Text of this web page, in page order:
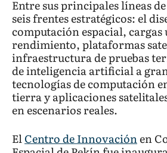
Entre sus principales líneas
seis frentes estratégicos: el
computación espacial, cargas
rendimiento, plataformas
infraestructura de pruebas
de inteligencia artificial a
tecnologías de computación
tierra y aplicaciones
en escenarios reales.
ElCentro de Innovaciónen